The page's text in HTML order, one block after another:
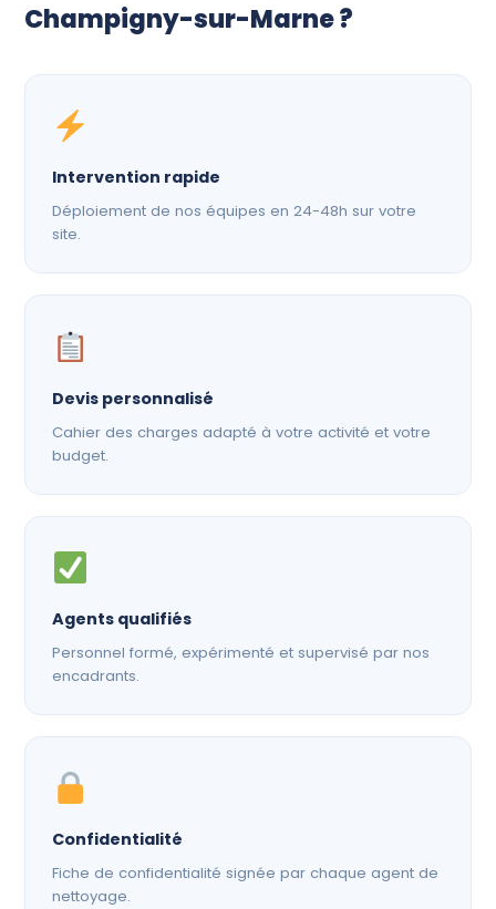
Champigny-sur-Marne ?
Intervention rapide
Déploiement de nos équipes en 24-48h sur votre
site.
Devis personnalisé
Cahier des charges adapté à votre activité et votre
budget.
Agents qualifiés
Personnel formé, expérimenté et supervisé par nos
encadrants.
Confidentialité
Fiche de confidentialité signée par chaque agent de
nettoyage.